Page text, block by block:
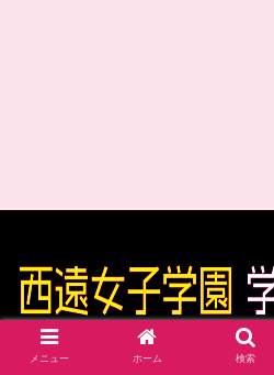
Creative Commons
メニュー ホーム 検索